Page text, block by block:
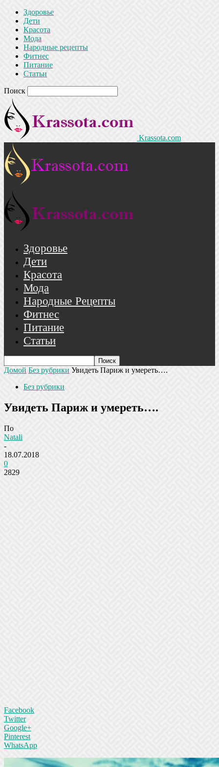
Здоровье
Дети
Красота
Мода
Народные рецепты
Фитнес
Питание
Статьи
Поиск
Krassota.com
Здоровье
Дети
Красота
Мода
Народные Рецепты
Фитнес
Питание
Статьи
Домой Без рубрики Увидеть Париж и умереть….
Без рубрики
Увидеть Париж и умереть….
По
Natali
-
18.07.2018
0
2829
Facebook
Twitter
Google+
Pinterest
WhatsApp